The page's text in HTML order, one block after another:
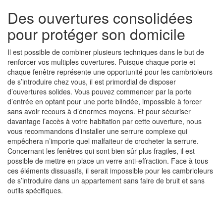
Des ouvertures consolidées
pour protéger son domicile
Il est possible de combiner plusieurs techniques dans le but de
renforcer vos multiples ouvertures. Puisque chaque porte et
chaque fenêtre représente une opportunité pour les cambrioleurs
de s’introduire chez vous, il est primordial de disposer
d’ouvertures solides. Vous pouvez commencer par la porte
d’entrée en optant pour une porte blindée, impossible à forcer
sans avoir recours à d’énormes moyens. Et pour sécuriser
davantage l’accès à votre habitation par cette ouverture, nous
vous recommandons d’installer une serrure complexe qui
empêchera n’importe quel malfaiteur de crocheter la serrure.
Concernant les fenêtres qui sont bien sûr plus fragiles, il est
possible de mettre en place un verre anti-effraction. Face à tous
ces éléments dissuasifs, il serait impossible pour les cambrioleurs
de s’introduire dans un appartement sans faire de bruit et sans
outils spécifiques.